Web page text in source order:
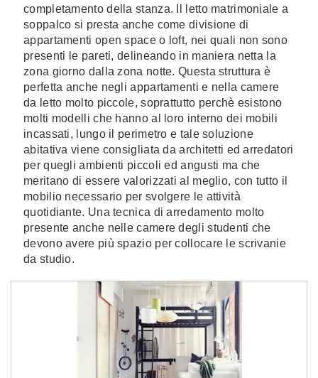
completamento della stanza. Il letto matrimoniale a
soppalco si presta anche come divisione di
appartamenti open space o loft, nei quali non sono
presenti le pareti, delineando in maniera netta la
zona giorno dalla zona notte. Questa struttura è
perfetta anche negli appartamenti e nella camere
da letto molto piccole, soprattutto perchè esistono
molti modelli che hanno al loro interno dei mobili
incassati, lungo il perimetro e tale soluzione
abitativa viene consigliata da architetti ed arredatori
per quegli ambienti piccoli ed angusti ma che
meritano di essere valorizzati al meglio, con tutto il
mobilio necessario per svolgere le attività
quotidiante. Una tecnica di arredamento molto
presente anche nelle camere degli studenti che
devono avere più spazio per collocare le scrivanie
da studio.